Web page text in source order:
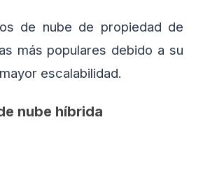
de nube de propiedad de
más populares debido a su
escalabilidad.
nube híbrida